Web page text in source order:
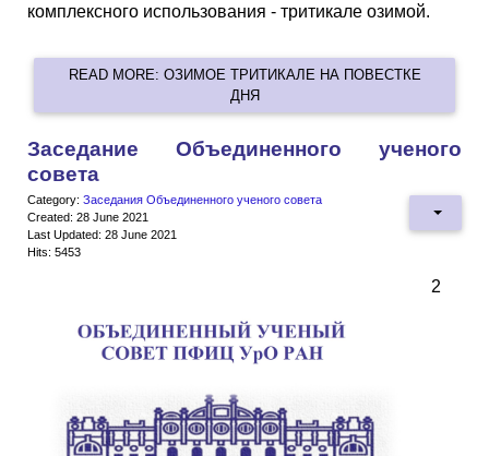
комплексного использования - тритикале озимой.
READ MORE: ОЗИМОЕ ТРИТИКАЛЕ НА ПОВЕСТКЕ
ДНЯ
Заседание Объединенного ученого
совета
Category: Заседания Объединенного ученого совета
Created: 28 June 2021
Last Updated: 28 June 2021
Hits: 5453
2